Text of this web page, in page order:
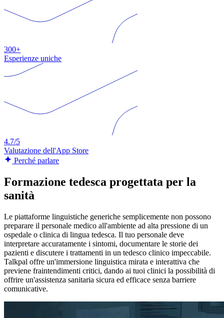
300+
Esperienze uniche
4.7/5
Valutazione dell'App Store
Perché parlare
Formazione tedesca progettata per la
sanità
Le piattaforme linguistiche generiche semplicemente non possono
preparare il personale medico all'ambiente ad alta pressione di un
ospedale o clinica di lingua tedesca. Il tuo personale deve
interpretare accuratamente i sintomi, documentare le storie dei
pazienti e discutere i trattamenti in un tedesco clinico impeccabile.
Talkpal offre un'immersione linguistica mirata e interattiva che
previene fraintendimenti critici, dando ai tuoi clinici la possibilità di
offrire un'assistenza sanitaria sicura ed efficace senza barriere
comunicative.